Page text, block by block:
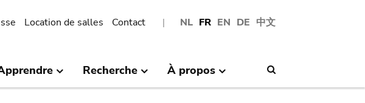
NL FR EN DE 中文
Location de salles Contact
Recherche À propos